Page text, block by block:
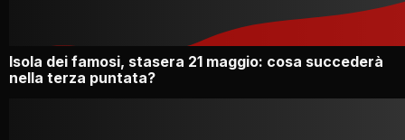
Isola dei famosi, stasera 21 maggio: cosa succederà
nella terza puntata?